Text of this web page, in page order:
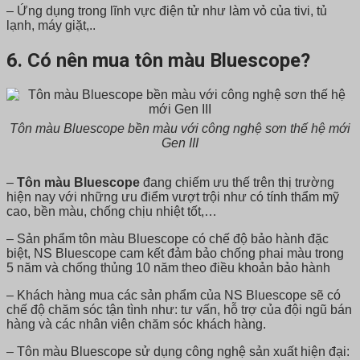
– Ứng dụng trong lĩnh vực điện tử như làm vỏ của tivi, tủ
lạnh, máy giặt,..
6. Có nên mua tôn màu Bluescope?
Tôn màu Bluescope bền màu với công nghệ sơn thế hệ mới
Gen III
– Tôn màu Bluescope đang chiếm ưu thế trên thị trường
hiện nay với những ưu điểm vượt trội như có tính thẩm mỹ
cao, bền màu, chống chịu nhiệt tốt,…
– Sản phẩm tôn màu Bluescope có chế độ bảo hành đặc
biệt, NS Bluescope cam kết đảm bảo chống phai màu trong
5 năm và chống thủng 10 năm theo điều khoản bảo hành
– Khách hàng mua các sản phẩm của NS Bluescope sẽ có
chế độ chăm sóc tận tình như: tư vấn, hỗ trợ của đội ngũ bán
hàng và các nhân viên chăm sóc khách hàng.
– Tôn màu Bluescope sử dụng công nghệ sản xuất hiện đại: